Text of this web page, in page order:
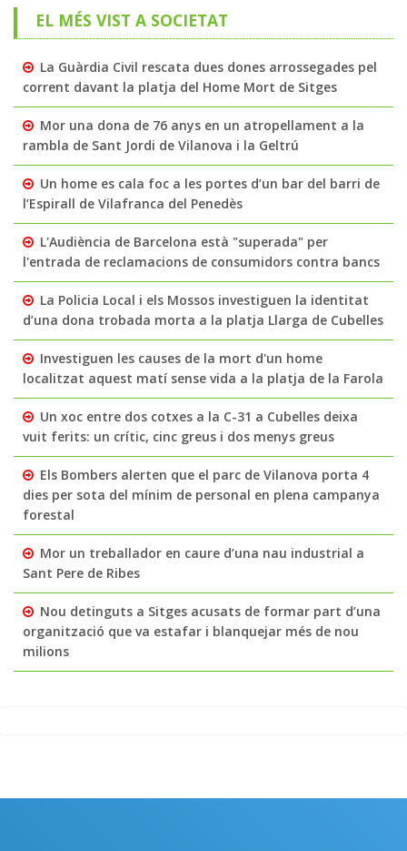
EL MÉS VIST A SOCIETAT
La Guàrdia Civil rescata dues dones arrossegades pel
corrent davant la platja del Home Mort de Sitges
Mor una dona de 76 anys en un atropellament a la
rambla de Sant Jordi de Vilanova i la Geltrú
Un home es cala foc a les portes d’un bar del barri de
l’Espirall de Vilafranca del Penedès
L'Audiència de Barcelona està "superada" per
l'entrada de reclamacions de consumidors contra bancs
La Policia Local i els Mossos investiguen la identitat
d’una dona trobada morta a la platja Llarga de Cubelles
Investiguen les causes de la mort d'un home
localitzat aquest matí sense vida a la platja de la Farola
Un xoc entre dos cotxes a la C-31 a Cubelles deixa
vuit ferits: un crític, cinc greus i dos menys greus
Els Bombers alerten que el parc de Vilanova porta 4
dies per sota del mínim de personal en plena campanya
forestal
Mor un treballador en caure d’una nau industrial a
Sant Pere de Ribes
Nou detinguts a Sitges acusats de formar part d’una
organització que va estafar i blanquejar més de nou
milions